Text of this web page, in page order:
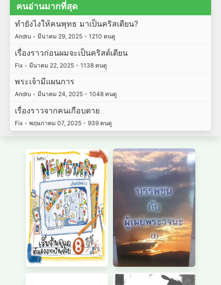
คนอ่านมากที่สุด
ทำยังไงให้คนพุทธ มาเป็นคริสเตียน?
Andru • มีนาคม 29, 2025 • 1210 คนดู
เรื่องราวก่อนผมจะเป็นคริสต์เตียน
Fix • มีนาคม 22, 2025 • 1138 คนดู
พระเจ้ามีแผนการ
Andru • มีนาคม 24, 2025 • 1048 คนดู
เรื่องราวจากคนเกือบตาย
Fix • พฤษภาคม 07, 2025 • 939 คนดู